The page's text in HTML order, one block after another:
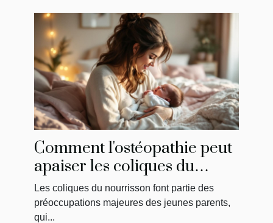
Comment l'ostéopathie peut
apaiser les coliques du
nourrisson ?
Les coliques du nourrisson font partie des
préoccupations majeures des jeunes parents,
qui...